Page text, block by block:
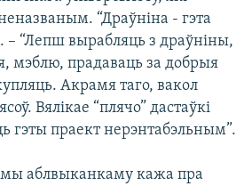
“Драўніна - гэта
– “Лепш вырабляць з драўніны,
мэблю, прадаваць за добрыя
Акрамя таго, вакол
Вялікае “плячо” дастаўкі
гэты праект нерэнтабэльным”.
аблвыканкаму кажа пра